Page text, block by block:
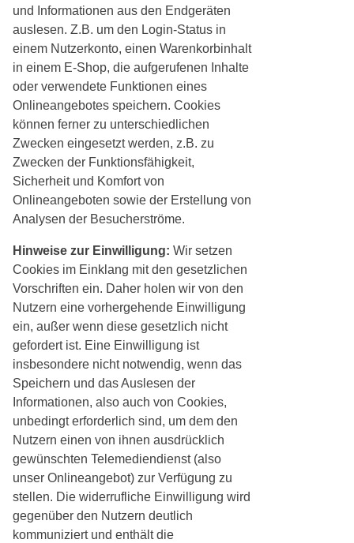
und Informationen aus den Endgeräten
auslesen. Z.B. um den Login-Status in
einem Nutzerkonto, einen Warenkorbinhalt
in einem E-Shop, die aufgerufenen Inhalte
oder verwendete Funktionen eines
Onlineangebotes speichern. Cookies
können ferner zu unterschiedlichen
Zwecken eingesetzt werden, z.B. zu
Zwecken der Funktionsfähigkeit,
Sicherheit und Komfort von
Onlineangeboten sowie der Erstellung von
Analysen der Besucherströme.
Hinweise zur Einwilligung: Wir setzen
Cookies im Einklang mit den gesetzlichen
Vorschriften ein. Daher holen wir von den
Nutzern eine vorhergehende Einwilligung
ein, außer wenn diese gesetzlich nicht
gefordert ist. Eine Einwilligung ist
insbesondere nicht notwendig, wenn das
Speichern und das Auslesen der
Informationen, also auch von Cookies,
unbedingt erforderlich sind, um dem den
Nutzern einen von ihnen ausdrücklich
gewünschten Telemediendienst (also
unser Onlineangebot) zur Verfügung zu
stellen. Die widerrufliche Einwilligung wird
gegenüber den Nutzern deutlich
kommuniziert und enthält die